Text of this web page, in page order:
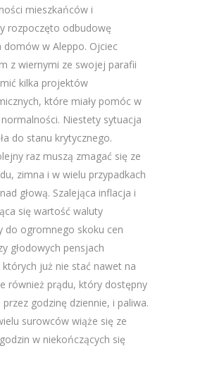
mieszkańców i
rozpoczęto odbudowę
domów w Aleppo. Ojciec
z wiernymi ze swojej parafii
kilka projektów
które miały pomóc w
Niestety sytuacja
do stanu krytycznego.
raz muszą zmagać się ze
zimna i w wielu przypadkach
głową. Szalejąca inflacja i
się wartość waluty
do ogromnego skoku cen
głodowych pensjach
których już nie stać nawet na
również prądu, który dostępny
godzinę dziennie, i paliwa.
surowców wiąże się ze
w niekończących się